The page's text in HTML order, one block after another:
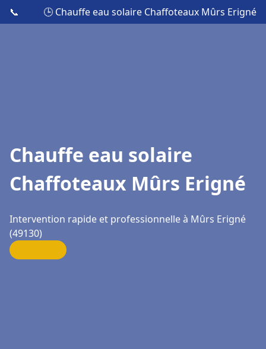
📞 🕒 Chauffe eau solaire Chaffoteaux Mûrs Erigné
Chauffe eau solaire
Chaffoteaux Mûrs Erigné
Intervention rapide et professionnelle à Mûrs Erigné
(49130)